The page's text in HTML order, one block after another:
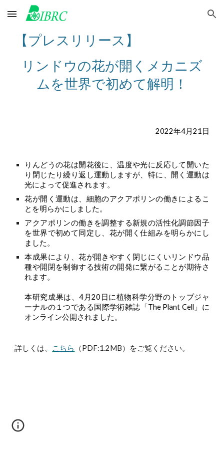
Skip to main content Skip to navigation
【プレスリリース】
リンドウの花が開くメカニズ
ムを世界で初めて解明！
2022年4月21 日
りんどうの花は開花後に、温度や光に反応して開いた
り閉じたり繰り返し運動しますが、特に、開く運動は
光によって促進されます。
花が開く運動は、細胞のアクアポリンの働きによるこ
とを明らかにしました。
アクアポリンの働きを調整する新規の活性化調節因子
を世界で初めて同定し、花が開く仕組みを明らかにし
ました。
本成果により、花が開きやすく閉じにくいリンドウ品
種や開閉を制御する技術の開発に繋がることが期待さ
れます。
本研究成果は、4月20日に植物科学分野のトップジャ
ーナルの１つである国際学術雑誌「The Plant Cell」に
オンライン公開されました。
詳しくは、 こちら （PDF:1.2MB）をご覧ください。